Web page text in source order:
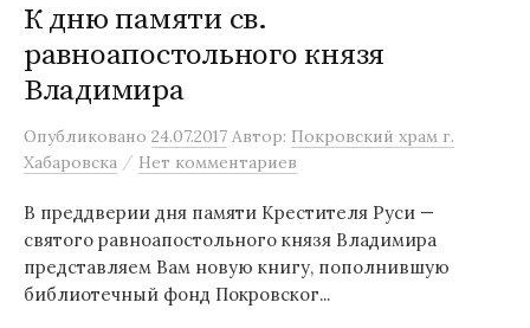
К дню памяти св.
равноапостольного князя
Владимира
Опубликовано 24.07.2017 Автор: Покровский храм г.
Хабаровска / Нет комментариев
В преддверии дня памяти Крестителя Руси —
святого равноапостольного князя Владимира
представляем Вам новую книгу, пополнившую
библиотечный фонд Покровског...